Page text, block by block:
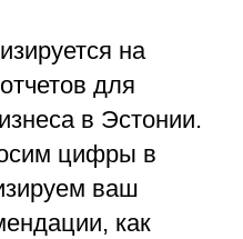
на
для
в Эстонии.
цифры в
ваш
как